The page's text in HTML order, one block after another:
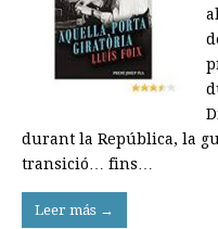
durant la República, la
transició… fins…
Leer más →